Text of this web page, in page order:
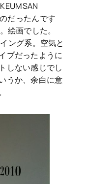
だったんです
絵画でした。
ング系。空気と
プだったように
しない感じでし
うか、余白に意